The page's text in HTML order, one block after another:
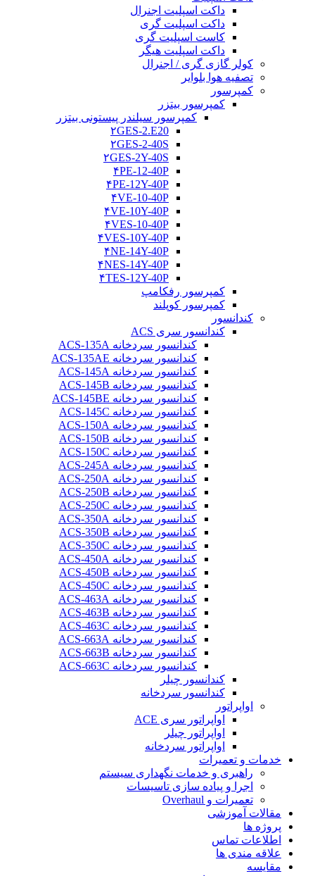
داکت اسپلیت اجنرال
داکت اسپلیت گری
کاست اسپلیت گری
داکت اسپلیت هیگر
کولر گازی گری / اجنرال
تصفیه هوا بلوایر
کمپرسور
کمپرسور بیتزر
کمپرسور سیلندر پیستونی بیتزر
۲GES-2.E20
۲GES-2-40S
۲GES-2Y-40S
۴PE-12-40P
۴PE-12Y-40P
۴VE-10-40P
۴VE-10Y-40P
۴VES-10-40P
۴VES-10Y-40P
۴NE-14Y-40P
۴NES-14Y-40P
۴TES-12Y-40P
کمپرسور رفکامپ
کمپرسور کوپلند
کندانسور
کندانسور سری ACS
کندانسور سردخانه ACS-135A
کندانسور سردخانه ACS-135AE
کندانسور سردخانه ACS-145A
کندانسور سردخانه ACS-145B
کندانسور سردخانه ACS-145BE
کندانسور سردخانه ACS-145C
کندانسور سردخانه ACS-150A
کندانسور سردخانه ACS-150B
کندانسور سردخانه ACS-150C
کندانسور سردخانه ACS-245A
کندانسور سردخانه ACS-250A
کندانسور سردخانه ACS-250B
کندانسور سردخانه ACS-250C
کندانسور سردخانه ACS-350A
کندانسور سردخانه ACS-350B
کندانسور سردخانه ACS-350C
کندانسور سردخانه ACS-450A
کندانسور سردخانه ACS-450B
کندانسور سردخانه ACS-450C
کندانسور سردخانه ACS-463A
کندانسور سردخانه ACS-463B
کندانسور سردخانه ACS-463C
کندانسور سردخانه ACS-663A
کندانسور سردخانه ACS-663B
کندانسور سردخانه ACS-663C
کندانسور چیلر
کندانسور سردخانه
اواپراتور
اواپراتور سری ACE
اواپراتور چیلر
اواپراتور سردخانه
خدمات و تعمیرات
راهبری و خدمات نگهداری سیستم
اجرا و پیاده سازی تاسیسات
تعمیرات و Overhaul
مقالات آموزشی
پروژه ها
اطلاعات تماس
علاقه مندی ها
مقایسه